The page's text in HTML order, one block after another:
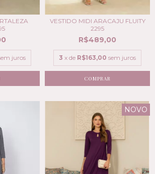
juros
VESTIDO MIDI ARACAJU FLUITY
2295
R$489,00
3 x de R$163,00 sem juros
COMPRAR
NOVO